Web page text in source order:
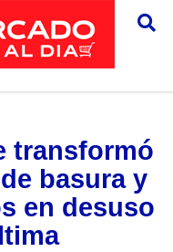
transformó
basura y
en desuso